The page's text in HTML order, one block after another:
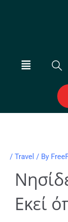
Menu
/ Travel / By
Εκεί